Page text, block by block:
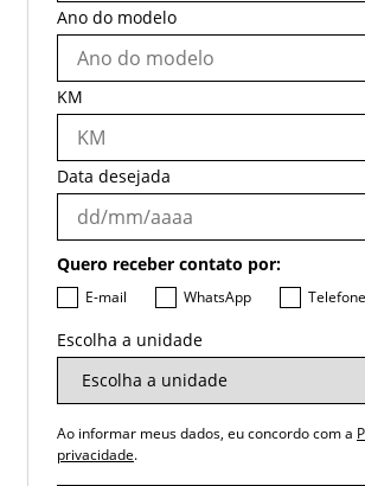
Ano do modelo
KM
Data desejada
Quero receber contato por:
E-mail WhatsApp Telefone
Escolha a unidade
Ao informar meus dados, eu concordo com a
privacidade.